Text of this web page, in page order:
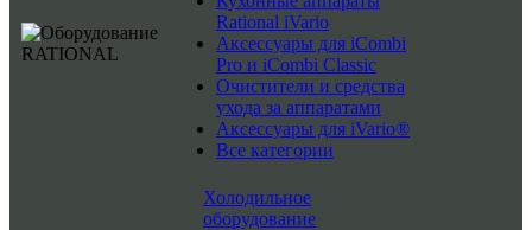
Rational iVario
Аксессуары для iCombi
Pro и iCombi Classic
Очистители и средства
ухода за аппаратами
Аксессуары для iVario®
Все категории
Холодильное
оборудование